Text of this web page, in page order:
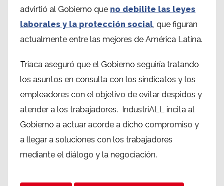
advirtió al Gobierno que no debilite las leyes
laborales y la protección social, que figuran
actualmente entre las mejores de América Latina.
Triaca aseguró que el Gobierno seguiría tratando
los asuntos en consulta con los sindicatos y los
empleadores con el objetivo de evitar despidos y
atender a los trabajadores. IndustriALL incita al
Gobierno a actuar acorde a dicho compromiso y
a llegar a soluciones con los trabajadores
mediante el diálogo y la negociación.